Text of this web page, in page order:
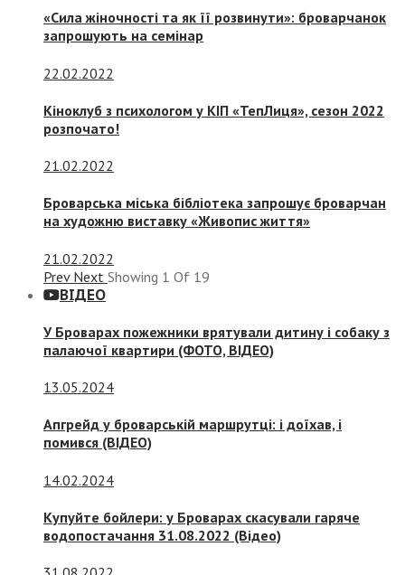
«Сила жіночності та як її розвинути»: броварчанок
запрошують на семінар
22.02.2022
Кіноклуб з психологом у КІП «ТепЛиця», сезон 2022
розпочато!
21.02.2022
Броварська міська бібліотека запрошує броварчан
на художню виставку «Живопис життя»
21.02.2022
Prev Next Showing 1 Of 19
ВІДЕО
У Броварах пожежники врятували дитину і собаку з
палаючої квартири (ФОТО, ВІДЕО)
13.05.2024
Апгрейд у броварській маршрутці: і доїхав, і
помився (ВІДЕО)
14.02.2024
Купуйте бойлери: у Броварах скасували гаряче
водопостачання 31.08.2022 (Відео)